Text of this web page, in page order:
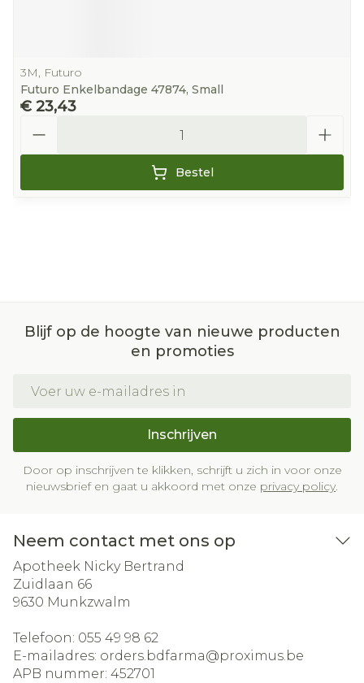
3M, Futuro
Futuro Enkelbandage 47874, Small
€ 23,43
Bestel
Blijf op de hoogte van nieuwe producten
en promoties
Inschrijven
Door op inschrijven te klikken, schrijft u zich in voor onze
nieuwsbrief en gaat u akkoord met onze privacy policy.
Neem contact met ons op
Apotheek Nicky Bertrand
Zuidlaan 66
9630 Munkzwalm
Telefoon: 055 49 98 62
E-mailadres: orders.bdfarma@proximus.be
APB nummer: 452701